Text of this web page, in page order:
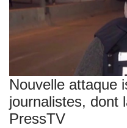
Nouvelle attaque
journalistes, dont
PressTV